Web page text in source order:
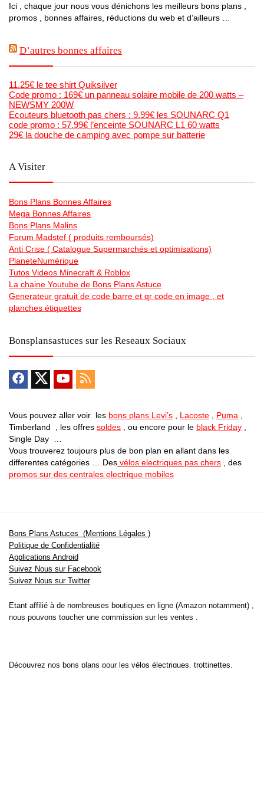
Ici , chaque jour nous vous dénichons les meilleurs bons plans ,
promos , bonnes affaires, réductions du web et d’ailleurs …
D’autres bonnes affaires
11.25€ le tee shirt Quiksilver
Code promo : 169€ un panneau solaire mobile de 200 watts –
NEWSMY 200W
Ecouteurs bluetooth pas chers : 9.99€ les SOUNARC Q1
code promo : 57.99€ l’enceinte SOUNARC L1 60 watts
29€ la douche de camping avec pompe sur batterie
A Visiter
Bons Plans Bonnes Affaires
Mega Bonnes Affaires
Bons Plans Malins
Forum Madstef ( produits remboursés)
Anti Crise ( Catalogue Supermarchés et optimisations)
PlaneteNumérique
Tutos Videos Minecraft & Roblox
La chaine Youtube de Bons Plans Astuce
Generateur gratuit de code barre et qr code en image , et
planches étiquettes
Bonsplansastuces sur les Reseaux Sociaux
Vous pouvez aller voir les bons plans Levi’s Lacoste Puma
Timberland , les offres soldes , ou encore pour le black Friday
Single Day …
Vous trouverez toujours plus de bon plan en allant dans les
differentes catégories … Des vélos electriques pas chers , des
promos sur des centrales electrique mobiles
Bons Plans Astuces (Mentions Légales )
Politique de Confidentialité
Applications Android
Suivez Nous sur Facebook
Suivez Nous sur Twitter
Etant affilié à de nombreuses boutiques en ligne (Amazon notamment) ,
nous pouvons toucher une commission sur les ventes .
Découvrez nos bons plans pour les vélos électriques trottinettes